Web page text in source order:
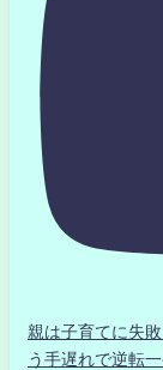
親は子育てに失
う手遅れで逆転